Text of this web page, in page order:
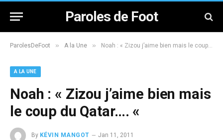
Paroles de Foot
ParolesDeFoot » A la Une » Noah : « Zizou j’aime bien mais le coup du Qatar…. «
A LA UNE
Noah : « Zizou j’aime bien mais
le coup du Qatar…. «
By KÉVIN MANGOT
Jan 11, 2011